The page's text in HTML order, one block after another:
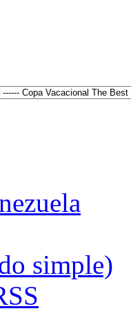
simple)